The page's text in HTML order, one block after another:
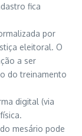
fica
por
eleitoral. O
a ser
do treinamento
digital (via
mesário pode